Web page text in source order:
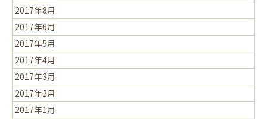
2017年8月
2017年6月
2017年5月
2017年4月
2017年3月
2017年2月
2017年1月